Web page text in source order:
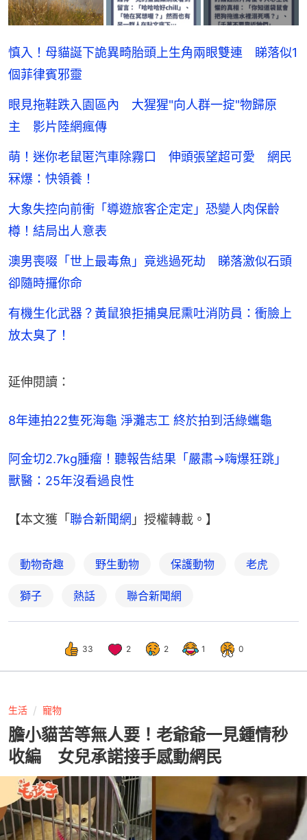
慎入！母貓誕下詭異畸胎頭上生角兩眼雙連 睇落似1
個菲律賓邪靈
眼見拖鞋跌入園區內 大猩猩"向人群一掟"物歸原
主 影片陸網瘋傳
萌！迷你老鼠匿汽車除霧口 伸頭張望超可愛 網民
冧爆：快領養！
大象失控向前衝「導遊旅客企定定」恐變人肉保齡
樽！結局出人意表
澳男喪啜「世上最毒魚」竟逃過死劫 睇落激似石頭
卻隨時攞你命
有機生化武器？黃鼠狼拒捕臭屁熏吐消防員：衝臉上
放太臭了！
延伸閱讀：
8年連拍22隻死海龜 淨灘志工 終於拍到活綠蠵龜
阿金切2.7kg腫瘤！聽報告結果「嚴肅→嗨爆狂跳」
獸醫：25年沒看過良性
【本文獲「聯合新聞網 」授權轉載。】
動物奇趣 野生動物 保護動物 老虎
獅子 熱話 聯合新聞網
33 2 2 1 0
生活 寵物
膽小貓苦等無人要！老爺爺一見鍾情秒
收編 女兒承諾接手感動網民